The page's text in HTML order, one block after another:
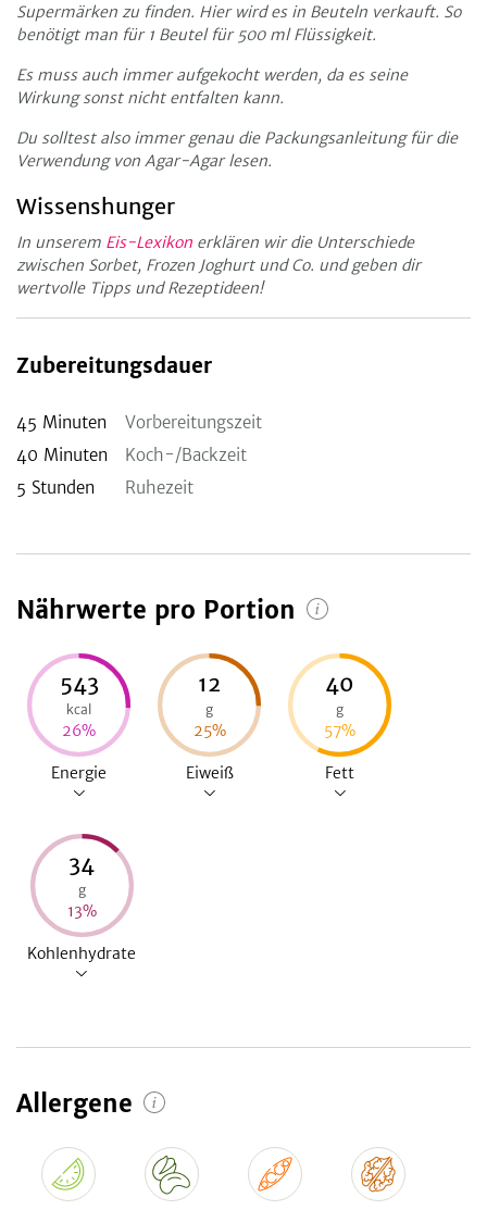
Supermärken zu finden. Hier wird es in Beuteln verkauft. So
benötigt man für 1 Beutel für 500 ml Flüssigkeit.
Es muss auch immer aufgekocht werden, da es seine
Wirkung sonst nicht entfalten kann.
Du solltest also immer genau die Packungsanleitung für die
Verwendung von Agar-Agar lesen.
Wissenshunger
In unserem Eis-Lexikon erklären wir die Unterschiede
zwischen Sorbet, Frozen Joghurt und Co. und geben dir
wertvolle Tipps und Rezeptideen!
Zubereitungsdauer
45 Minuten
Vorbereitungszeit
40 Minuten
Koch-/Backzeit
5 Stunden Ruhezeit
Nährwerte pro Portion
543
kcal
26%
Energie
12
g
25%
Eiweiß
40
g
57%
Fett
34
g
13%
Kohlenhydrate
Allergene